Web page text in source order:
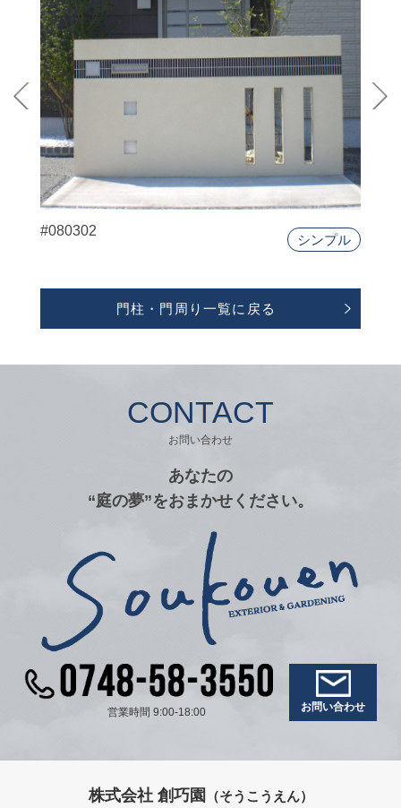
#080302
シンプル
門柱・門周り一覧に戻る
CONTACT
お問い合わせ
あなたの
“庭の夢”をおまかせください。
営業時間 9:00-18:00 お問い合わせ
株式会社 創巧園 （そうこうえん）